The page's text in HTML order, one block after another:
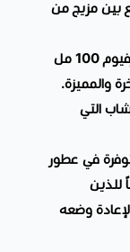
بين مزيج من
يعد عطر ذا وودز كوليكشن فلام او دو بارفيوم 100 مل
والمميزة.
التي
المتوفرة في عطور
للذين
وضعه